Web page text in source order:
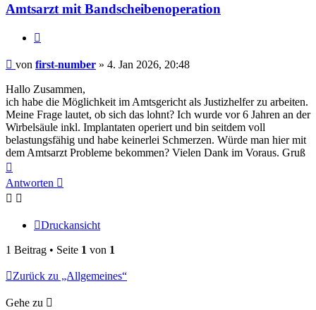
Amtsarzt mit Bandscheibenoperation
Beitrag
von first-number » 4. Jan 2026, 20:48
Hallo Zusammen,
ich habe die Möglichkeit im Amtsgericht als Justizhelfer zu arbeiten.
Meine Frage lautet, ob sich das lohnt? Ich wurde vor 6 Jahren an der
Wirbelsäule inkl. Implantaten operiert und bin seitdem voll
belastungsfähig und habe keinerlei Schmerzen. Würde man hier mit
dem Amtsarzt Probleme bekommen? Vielen Dank im Voraus. Gruß
oben
Antworten
Druckansicht
1 Beitrag • Seite 1 von 1
Zurück zu „Allgemeines“
Gehe zu